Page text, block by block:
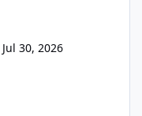
Jul 30, 2026